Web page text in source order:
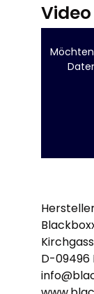
Video
D-09496